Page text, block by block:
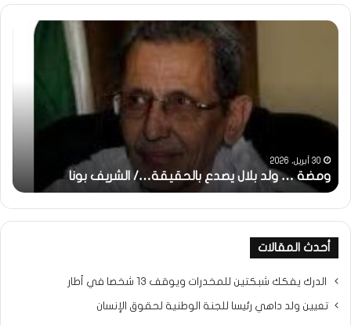
ومضة
الشريف
30 أبريل، 2026
ومضة … ولد بلال يصدع بالحقيقة…/ الشريف بونا
أحدث المقالات
الدرك يفكك شبكتين للمخدرات ويوقف 13 شخصا في أطار
تعيين ولد داهي رئيسا للجنة الوطنية لحقوق الإنسان